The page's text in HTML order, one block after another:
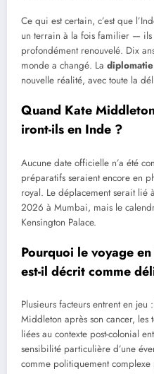
Ce qui est certain, c’est que
un terrain à la fois familier — ils
profondément renouvelé. Dix
monde a changé. La
nouvelle réalité, avec toute la
Quand Kate
iront-ils en Inde ?
Aucune date officielle n’a été
préparatifs seraient encore en
royal. Le déplacement serait lié
2026 à Mumbai, mais le
Kensington Palace.
Pourquoi le voyage
est-il décrit comme
Plusieurs facteurs entrent en
Middleton après son cancer, les
liées au contexte post-colonial
sensibilité particulière d’une
comme politiquement